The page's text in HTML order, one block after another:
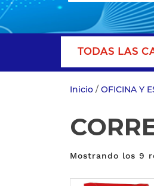
TODAS LAS
Inicio / OFICINA Y
Mostrando los 9